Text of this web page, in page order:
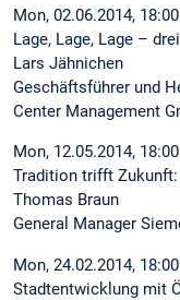
Mon, 02.06.2014,
Lage, Lage, Lage –
Lars Jähnichen
Geschäftsführer und
Center Management
Mon, 12.05.2014,
Tradition trifft Zukunft:
Thomas Braun
General Manager
Mon, 24.02.2014,
Stadtentwicklung mit